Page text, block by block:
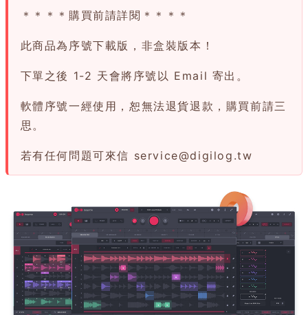
＊＊＊＊購買前請詳閱＊＊＊＊
此商品為序號下載版，非盒裝版本！
下單之後 1-2 天會將序號以 Email 寄出。
軟體序號一經使用，恕無法退貨退款，購買前請三
思。
若有任何問題可來信 service@digilog.tw